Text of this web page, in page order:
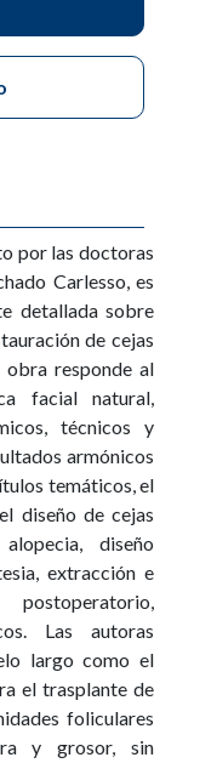
por las doctoras
Carlesso, es
detallada sobre
de cejas
obra responde al
facial natural,
técnicos y
armónicos
temáticos, el
diseño de cejas
diseño
extracción e
Las autoras
largo como el
el trasplante de
foliculares
y grosor, sin